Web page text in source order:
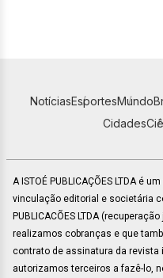
NotíciasEsportesMundo
Cidades
A ISTOÉ PUBLICAÇÕES LTDA é
vinculação editorial e societária
PUBLICACÕES LTDA
realizamos cobranças e que
contrato de assinatura da revista
autorizamos terceiros a fazê-lo,